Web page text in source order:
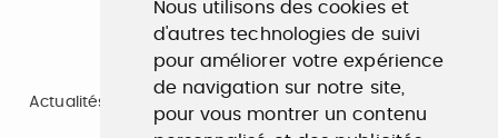
Nous utilisons des cookies et
d'autres technologies de suivi
pour améliorer votre expérience
de navigation sur notre site,
pour vous montrer un contenu
www.profilculture.com
Formation
Actualités, guide et annuaire des formations aux métiers
de la culture.